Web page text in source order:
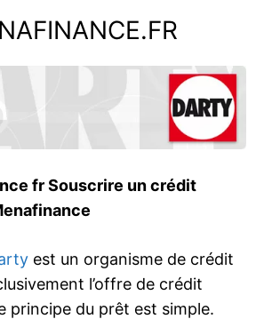
fr Souscrire un crédit
est un organisme de crédit
l’offre de crédit
principe du prêt est simple.